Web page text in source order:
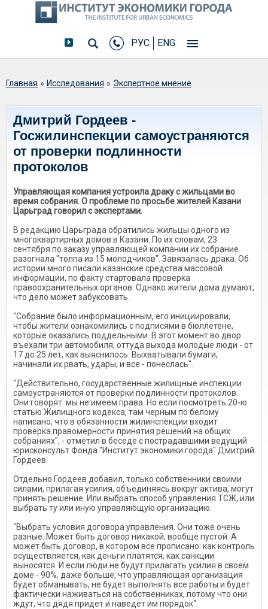
РУС ENG
Вы здесь
Главная » Исследования » Экспертное мнение
Дмитрий Гордеев -
Госжилинспекции самоустраняются
от проверки подлинности
протоколов
Управляющая компания устроила драку с жильцами во
время собрания. О проблеме по просьбе жителей Казани
Царьград говорил с экспертами.
В редакцию Царьграда обратились жильцы одного из
многоквартирных домов в Казани. По их словам, 23
сентября по заказу управляющей компании их собрание
разогнала "толпа из 15 молодчиков". Завязалась драка. Об
истории много писали казанские средства массовой
информации, по факту стартовала проверка
правоохранительных органов. Однако жители дома думают,
что дело может забуксовать.
"Собрание было информационным, его инициировали,
чтобы жители ознакомились с подписями в бюллетене,
которые оказались поддельными. В этот момент во двор
въехали три автомобиля, оттуда выхода молодые люди - от
17 до 25 лет, как выяснилось. Выхватывали бумаги,
начинали их рвать, удары, и все - понеслась".
"Действительно, государственные жилищные инспекции
самоустраняются от проверки подлинности протоколов.
Они говорят: мы не имеем права. Но если посмотреть 20-ю
статью Жилищного кодекса, там черным по белому
написано, что в обязанности жилинспекции входит
проверка правомерности принятия решений на общих
собраниях", - отметил в беседе с пострадавшими ведущий
юрисконсульт Фонда "Институт экономики города" Дмитрий
Гордеев.
Отдельно Гордеев добавил, только собственники своими
силами, прилагая усилия, объединяясь вокруг актива, могут
принять решение. Или выбрать способ управления ТСЖ, или
выбрать ту или иную управляющую организацию.
"Выбрать условия договора управления. Они тоже очень
разные. Может быть договор никакой, вообще пустой. А
может быть договор, в котором все прописано: как контроль
осуществляется, как деньги платятся, как санкции
выносятся. И если люди не будут прилагать усилия в своем
доме - 90%, даже больше, что управляющая организация
будет обманывать, не будет выполнять все работы и будет
фактически наживаться на собственниках, потому что они
ждут, что дядя придет и наведет им порядок".